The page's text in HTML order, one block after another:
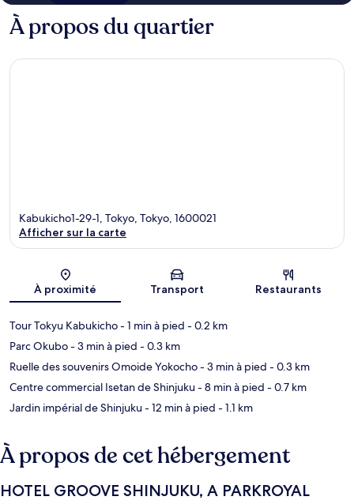
À propos du quartier
Carte
Kabukicho1-29-1, Tokyo, Tokyo, 1600021
Afficher sur la carte
À proximité Transport Restaurants
Tour Tokyu Kabukicho- 1 min à pied - 0.2 km
Parc Okubo- 3 min à pied - 0.3 km
Ruelle des souvenirs Omoide Yokocho- 3 min à pied - 0.3 km
Centre commercial Isetan de Shinjuku- 8 min à pied - 0.7 km
Jardin impérial de Shinjuku- 12 min à pied - 1.1 km
À propos de cet hébergement
HOTEL GROOVE SHINJUKU, A PARKROYAL